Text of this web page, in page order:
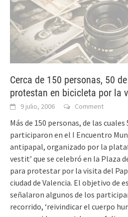
Cerca de 150 personas, 50
protestan en bicicleta por la
9 julio, 2006 Comment
Más de 150 personas, de las
participaron en el I Encuentro
antipapal, organizado por la
vestit’ que se celebró en la Plaza
para protestar por la visita del
ciudad de Valencia. El objetivo de
señalaron algunos de los
recorrido, ‘reivindicar el cuerpo